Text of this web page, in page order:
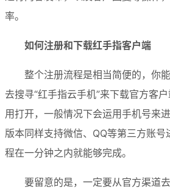
率。
如何注册和下载红手指客户端
整个注册流程是相当简便的，你
去搜寻“红手指云手机”来下载官方客
用打开，一般情况下会运用手机号来
版本同样支持微信、QQ等第三方账
程在一分钟之内就能够完成。
要留意的是，一定要从官方渠道